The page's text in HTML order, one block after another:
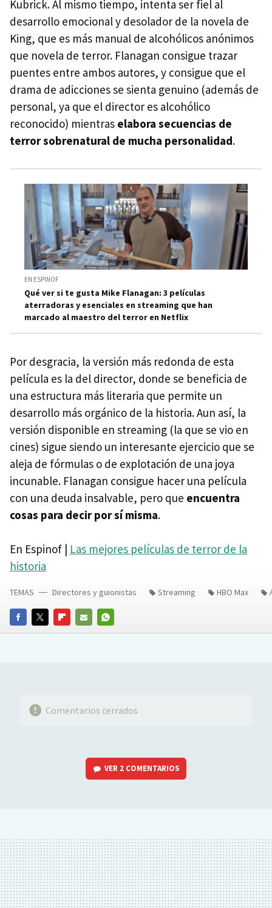
Kubrick. Al mismo tiempo, intenta ser fiel al
desarrollo emocional y desolador de la novela de
King, que es más manual de alcohólicos anónimos
que novela de terror. Flanagan consigue trazar
puentes entre ambos autores, y consigue que el
drama de adicciones se sienta genuino (además de
personal, ya que el director es alcohólico
reconocido) mientras elabora secuencias de
terror sobrenatural de mucha personalidad.
EN ESPINOF
Qué ver si te gusta Mike Flanagan: 3 películas
aterradoras y esenciales en streaming que han
marcado al maestro del terror en Netflix
Por desgracia, la versión más redonda de esta
película es la del director, donde se beneficia de
una estructura más literaria que permite un
desarrollo más orgánico de la historia. Aun así, la
versión disponible en streaming (la que se vio en
cines) sigue siendo un interesante ejercicio que se
aleja de fórmulas o de explotación de una joya
incunable. Flanagan consigue hacer una película
con una deuda insalvable, pero que encuentra
cosas para decir por sí misma.
En Espinof | Las mejores películas de terror de la
historia
FACEBOOKTWITTERFLIPBOARD
E-
WHATSAPP
TEMAS Directores y guionistas Streaming HBO Max
Comentarios cerrados
VER 2 COMENTARIOS